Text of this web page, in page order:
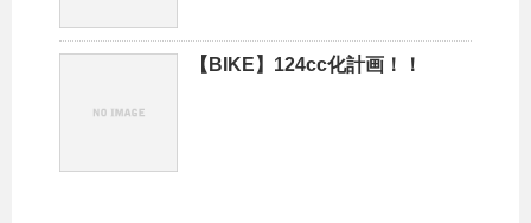
【BIKE】124cc化計画！！